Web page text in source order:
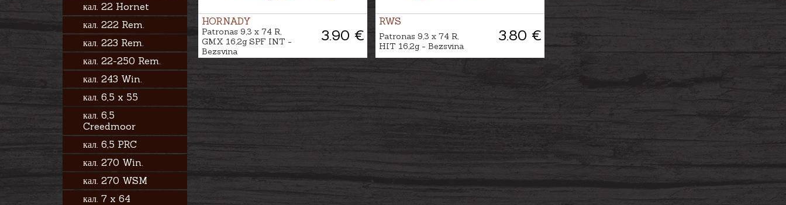
кал. 22 Hornet
кал. 222 Rem.
кал. 223 Rem.
кал. 22-250 Rem.
кал. 243 Win.
кал. 6,5 x 55
кал. 6,5
Creedmoor
кал. 6,5 PRC
кал. 270 Win.
кал. 270 WSM
кал. 7 x 64
HORNADY
3.90 €
Patronas 9,3 x 74 R,
GMX 16,2g SPF INT -
Bezsvina
RWS
3.80 €
Patronas 9,3 x 74 R,
HIT 16,2g - Bezsvina